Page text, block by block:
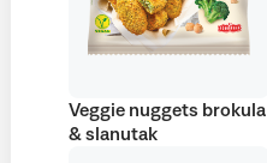
Veggie nuggets brokula
& slanutak